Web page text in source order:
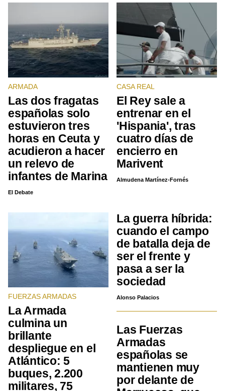
ARMADA
Las dos fragatas
españolas solo
estuvieron tres
horas en Ceuta y
acudieron a hacer
un relevo de
infantes de Marina
El Debate
CASA REAL
El Rey sale a
entrenar en el
'Hispania', tras
cuatro días de
encierro en
Marivent
Almudena Martínez-Fornés
FUERZAS ARMADAS
La Armada
culmina un
brillante
despliegue en el
Atlántico: 5
buques, 2.200
militares, 75
La guerra híbrida:
cuando el campo
de batalla deja de
ser el frente y
pasa a ser la
sociedad
Alonso Palacios
Las Fuerzas
Armadas
españolas se
mantienen muy
por delante de